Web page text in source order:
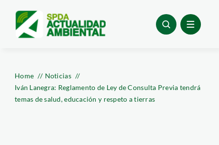
content
Home
Noticias
Iván Lanegra: Reglamento de Ley de Consulta Previa tendrá
temas de salud, educación y respeto a tierras